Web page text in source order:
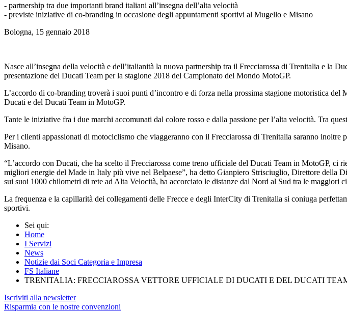
- partnership tra due importanti brand italiani all’insegna dell’alta velocità
- previste iniziative di co-branding in occasione degli appuntamenti sportivi al Mugello e Misano
Bologna, 15 gennaio 2018
Nasce all’insegna della velocità e dell’italianità la nuova partnership tra il Frecciarossa di Trenitalia e la
presentazione del Ducati Team per la stagione 2018 del Campionato del Mondo MotoGP.
L’accordo di co-branding troverà i suoi punti d’incontro e di forza nella prossima stagione motoristica
Ducati e del Ducati Team in MotoGP.
Tante le iniziative fra i due marchi accomunati dal colore rosso e dalla passione per l’alta velocità. Tra
Per i clienti appassionati di motociclismo che viaggeranno con il Frecciarossa di Trenitalia saranno
Misano.
“L’accordo con Ducati, che ha scelto il Frecciarossa come treno ufficiale del Ducati Team in MotoGP,
migliori energie del Made in Italy più vive nel Belpaese”, ha detto Gianpiero Strisciuglio, Direttore della
sui suoi 1000 chilometri di rete ad Alta Velocità, ha accorciato le distanze dal Nord al Sud tra le
La frequenza e la capillarità dei collegamenti delle Frecce e degli InterCity di Trenitalia si coniuga
sportivi.
Sei qui:
Home
I Servizi
News
Notizie dai Soci Categoria e Impresa
FS Italiane
TRENITALIA: FRECCIAROSSA VETTORE UFFICIALE DI DUCATI E DEL DUCATI
Iscriviti alla newsletter
Risparmia con le nostre convenzioni